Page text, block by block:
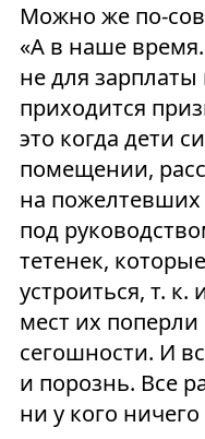
Можно же по-
«А в наше
не для зарплаты
приходится
это когда дети
помещении,
на пожелтевших
под
тетенек,
устроиться, т.
мест их
сегошности. И
и порознь. Все
ни у кого